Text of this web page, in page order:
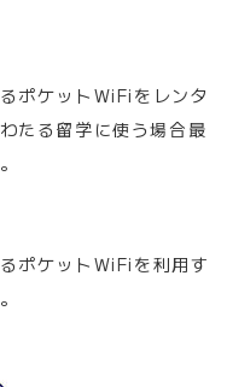
ポケットWiFiをレンタ
たる留学に使う場合最
ポケットWiFiを利用す